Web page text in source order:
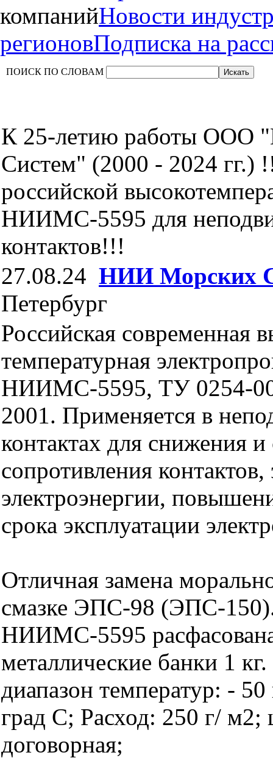
компанийНовости
регионовПодписка на
ПОИСК ПО СЛОВАМ
К 25-летию работы ООО
Систем" (2000 - 2024 гг.)
российской
НИИМС-5595 для
контактов!!!
27.08.24 НИИ Морских
Петербург
Российская современная
температурная
НИИМС-5595, ТУ 0254-
2001. Применяется в
контактах для снижения и
сопротивления
электроэнергии,
срока эксплуатации
Отличная замена
смазке ЭПС-98 (ЭПС-
НИИМС-5595
металлические банки 1
диапазон температур: -
град С; Расход: 250 г/ м2;
договорная;